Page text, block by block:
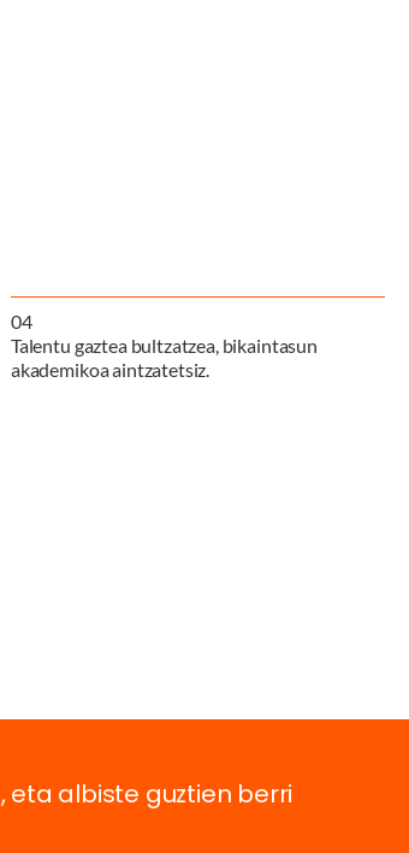
04
Talentu gaztea bultzatzea, bikaintasun
akademikoa aintzatetsiz.
eta albiste guztien berri